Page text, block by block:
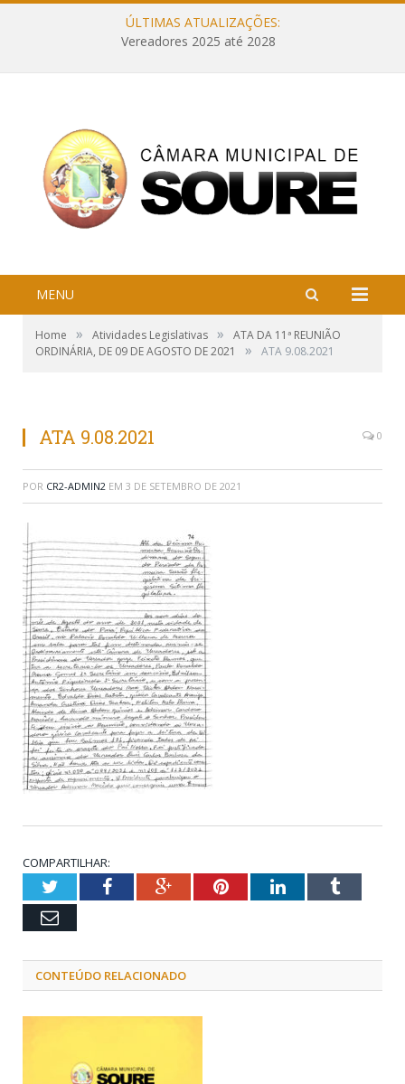
ÚLTIMAS ATUALIZAÇÕES:
Vereadores 2025 até 2028
MENU
Home » Atividades Legislativas »
ATA DA 11ª REUNIÃO
ORDINÁRIA, DE 09 DE AGOSTO DE 2021
» ATA 9.08.2021
ATA 9.08.2021 0
POR CR2-ADMIN2 EM 3 DE SETEMBRO DE 2021
COMPARTILHAR:
TwitterFacebookGoogle+PinterestLinkedInTumblr
Email
CONTEÚDO RELACIONADO